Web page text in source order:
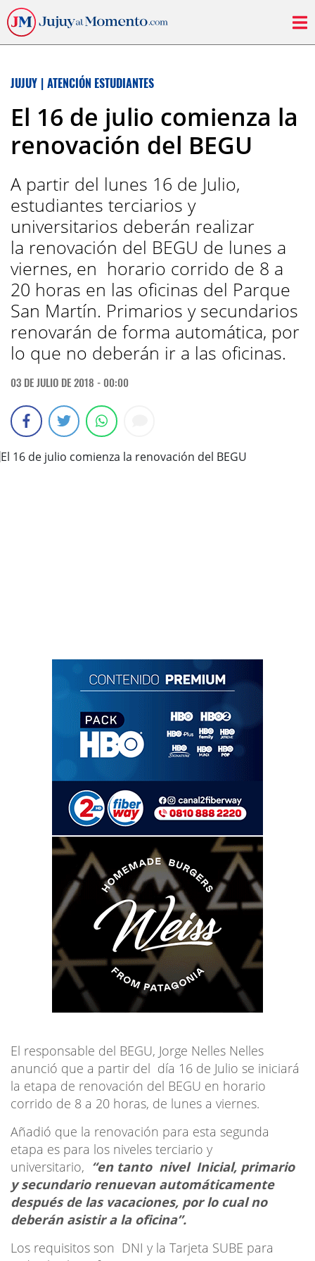
JUJUY | ATENCIÓN ESTUDIANTES
El 16 de julio comienza la
renovación del BEGU
A partir del lunes 16 de Julio,
estudiantes terciarios y
universitarios deberán realizar
la renovación del BEGU de lunes a
viernes, en horario corrido de 8 a
20 horas en las oficinas del Parque
San Martín. Primarios y secundarios
renovarán de forma automática, por
lo que no deberán ir a las oficinas.
03 DE JULIO DE 2018 - 00:00
El responsable del BEGU, Jorge Nelles Nelles
anunció que a partir del día 16 de Julio se iniciará
la etapa de renovación del BEGU en horario
corrido de 8 a 20 horas, de lunes a viernes.
Añadió que la renovación para esta segunda
etapa es para los niveles terciario y
universitario, “en tanto nivel Inicial, primario
y secundario renuevan automáticamente
después de las vacaciones, por lo cual no
deberán asistir a la oficina”.
Los requisitos son DNI y la Tarjeta SUBE para